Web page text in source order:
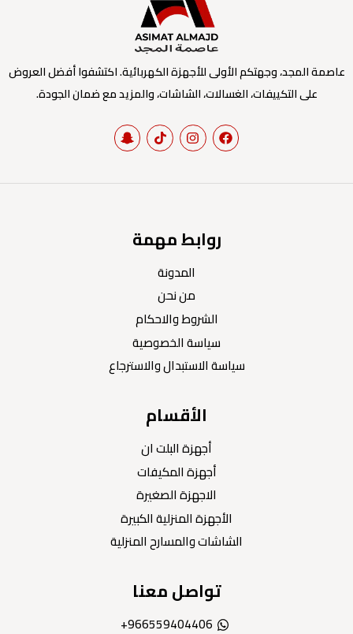
عاصمة المجد، وجهتكم الأولى للأجهزة الكهربائية. اكتشفوا أفضل العروض
على التكييفات، الغسالات، الشاشات، والمزيد مع ضمان الجودة.
روابط مهمة
المدونة
من نحن
الشروط والاحكام
سياسة الخصوصية
سياسة الاستبدال والاسترجاع
الأقسام
أجهزة البلت ان
أجهزة المكيفات
الاجهزة الصغيرة
الأجهزة المنزلية الكبيرة
الشاشات والمسارح المنزلية
تواصل معنا
966559404406+